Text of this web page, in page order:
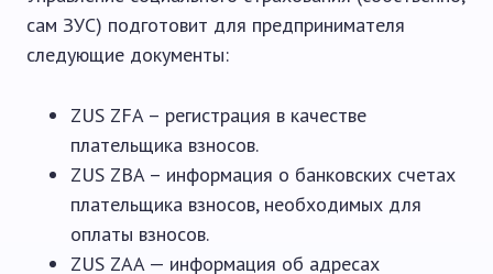
сам ЗУС) подготовит для предпринимателя
следующие документы:
ZUS ZFA – регистрация в качестве
плательщика взносов.
ZUS ZBA – информация о банковских счетах
плательщика взносов, необходимых для
оплаты взносов.
ZUS ZAA — информация об адресах